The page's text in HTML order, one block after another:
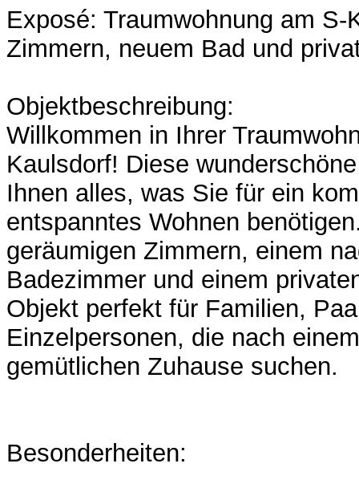
Exposé: Traumwohnung am S-
Zimmern, neuem Bad und
Objektbeschreibung:
Willkommen in Ihrer
Kaulsdorf! Diese
Ihnen alles, was Sie für ein
entspanntes Wohnen
geräumigen Zimmern, einem
Badezimmer und einem
Objekt perfekt für Familien,
Einzelpersonen, die nach
gemütlichen Zuhause suchen.
Besonderheiten: